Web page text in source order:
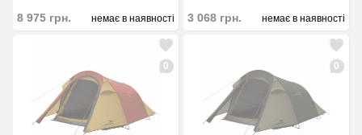
8 975 грн. немає в наявності 3 068 грн. немає в наявності
0 0